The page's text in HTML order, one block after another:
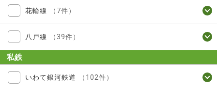
花輪線 （7件）
八戸線 （39件）
私鉄
いわて銀河鉄道 （102件）